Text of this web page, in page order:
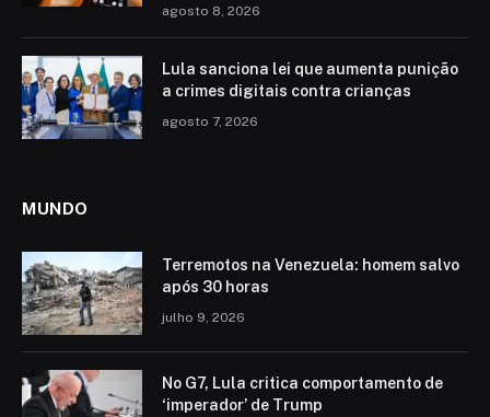
agosto 8, 2026
Lula sanciona lei que aumenta punição
a crimes digitais contra crianças
agosto 7, 2026
MUNDO
Terremotos na Venezuela: homem salvo
após 30 horas
julho 9, 2026
No G7, Lula critica comportamento de
‘imperador’ de Trump